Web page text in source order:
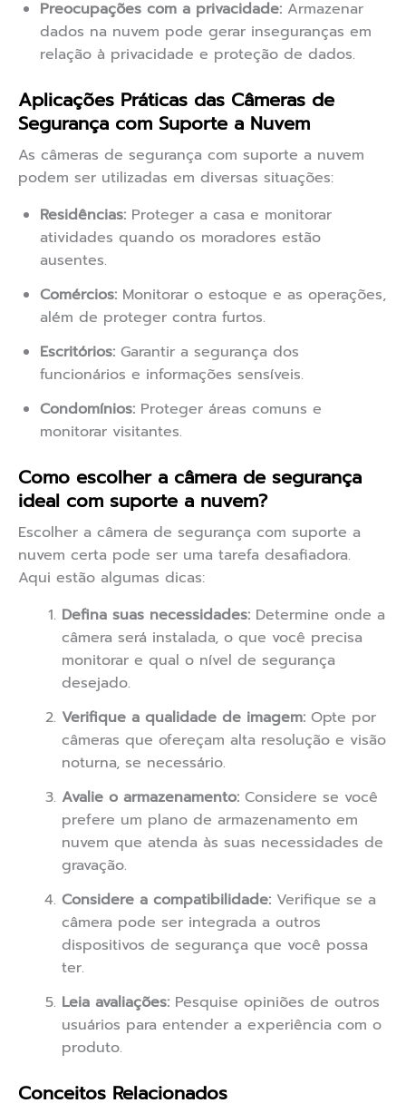
Preocupações com a privacidade: Armazenar
dados na nuvem pode gerar inseguranças em
relação à privacidade e proteção de dados.
Aplicações Práticas das Câmeras de
Segurança com Suporte a Nuvem
As câmeras de segurança com suporte a nuvem
podem ser utilizadas em diversas situações:
Residências: Proteger a casa e monitorar
atividades quando os moradores estão
ausentes.
Comércios: Monitorar o estoque e as operações,
além de proteger contra furtos.
Escritórios: Garantir a segurança dos
funcionários e informações sensíveis.
Condomínios: Proteger áreas comuns e
monitorar visitantes.
Como escolher a câmera de segurança
ideal com suporte a nuvem?
Escolher a câmera de segurança com suporte a
nuvem certa pode ser uma tarefa desafiadora.
Aqui estão algumas dicas:
Defina suas necessidades: Determine onde a
câmera será instalada, o que você precisa
monitorar e qual o nível de segurança
desejado.
Verifique a qualidade de imagem: Opte por
câmeras que ofereçam alta resolução e visão
noturna, se necessário.
Avalie o armazenamento: Considere se você
prefere um plano de armazenamento em
nuvem que atenda às suas necessidades de
gravação.
Considere a compatibilidade: Verifique se a
câmera pode ser integrada a outros
dispositivos de segurança que você possa
ter.
Leia avaliações: Pesquise opiniões de outros
usuários para entender a experiência com o
produto.
Conceitos Relacionados